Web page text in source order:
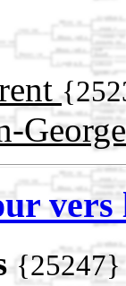
vers
{25247}